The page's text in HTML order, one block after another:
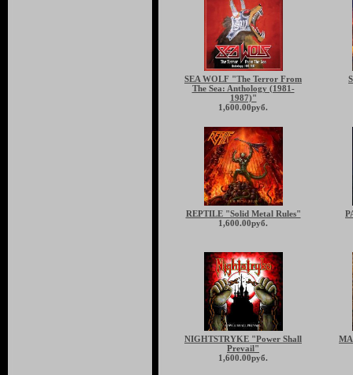
SEA WOLF "The Terror From
The Sea: Anthology (1981-
1987)"
1,600.00руб.
REPTILE "Solid Metal Rules"
1,600.00руб.
NIGHTSTRYKE "Power Shall
Prevail"
1,600.00руб.